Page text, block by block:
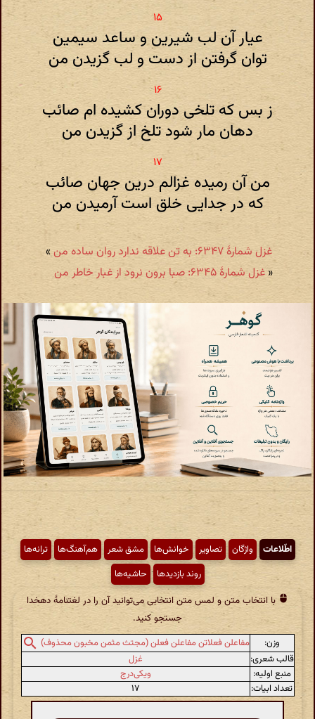
عیار آن لب شیرین و ساعد سیمین
توان گرفتن از دست و لب گزیدن من
ز بس که تلخی دوران کشیده ام صائب
دهان مار شود تلخ از گزیدن من
من آن رمیده غزالم درین جهان صائب
که در جدایی خلق است آرمیدن من
غزل شمارهٔ ۶۳۴۷: به تن علاقه ندارد روان ساده من
»
«غزل شمارهٔ ۶۳۴۵: صبا برون نرود از غبار خاطر من
اطّلاعات واژگان تصاویر خوانش‌ها مشق شعر هم‌آهنگ‌ها
ترانه‌ها
روند بازدیدها
حاشیه‌ها
با انتخاب متن و لمس متن انتخابی می‌توانید آن را در لغتنامهٔ دهخدا
جستجو کنید.
وزن:
مفاعلن فعلاتن مفاعلن فعلن (مجتث مثمن مخبون محذوف)
قالب شعری:
غزل
منبع اولیه:
ویکی‌درج
تعداد ابیات:
۱۷